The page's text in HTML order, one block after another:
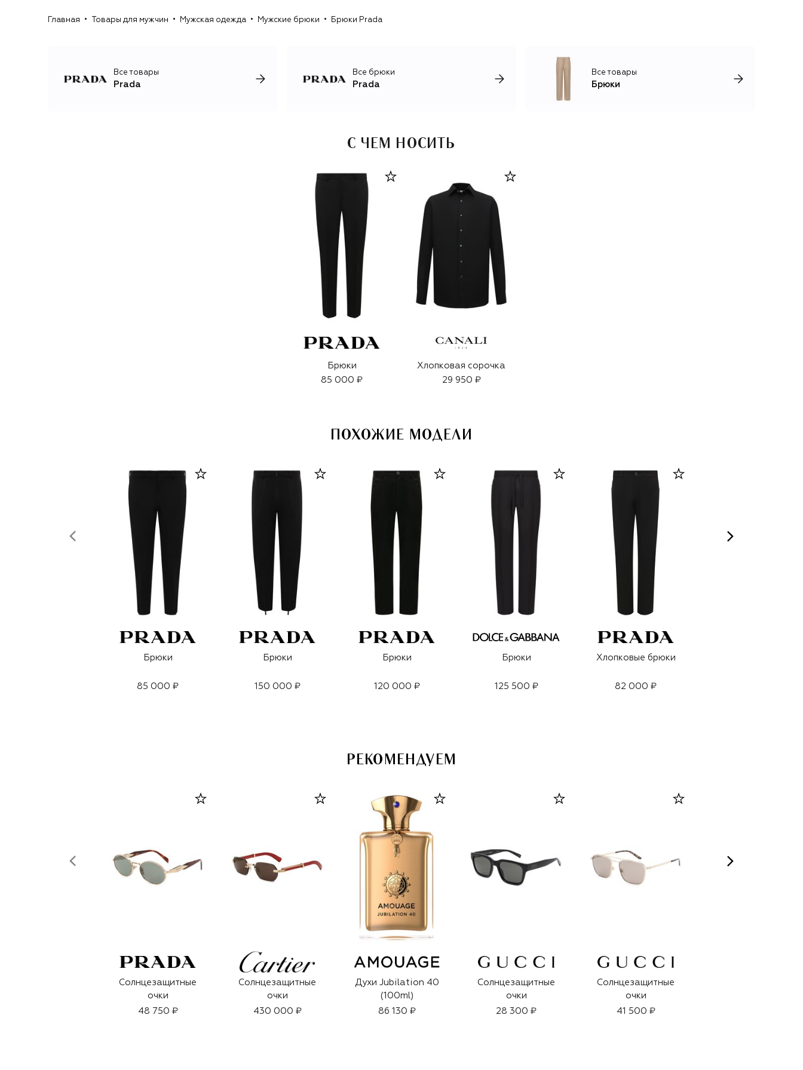
об уместности материалов: превратив вещь из
С 1993 года Prada курирует фонд современного
искусства, поддерживающий художников и
глобальных проблемах в окружающей среде и
Главная Товары для мужчин Мужская одежда Мужские брюки Брюки Prada
Все товары
Prada
Все брюки
Prada
Все товары
Брюки
С ЧЕМ НОСИТЬ
Брюки
85 000 ₽
Хлопковая сорочка
29 950 ₽
ПОХОЖИЕ МОДЕЛИ
Брюки
85 000 ₽
Брюки
150 000 ₽
Брюки
120 000 ₽
Брюки
125 500 ₽
Хлопковые брюки
82 000 ₽
РЕКОМЕНДУЕМ
Солнцезащитные
очки
48 750 ₽
Солнцезащитные
очки
430 000 ₽
Духи Jubilation 40
(100ml)
86 130 ₽
Солнцезащитные
очки
28 300 ₽
Солнцезащитные
очки
41 500 ₽